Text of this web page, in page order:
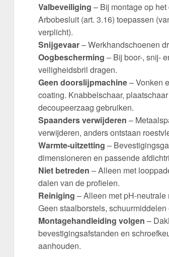
Valbeveiliging – Bij montage op
Arbobesluit (art. 3.16) toepassen
verplicht).
Snijgevaar– Werkhandschoenen
Oogbescherming – Bij boor-, snij-
veiligheidsbril dragen.
Geen doorslijpmachine– Vonken
coating. Knabbelschaar,
decoupeerzaag gebruiken.
Spaanders verwijderen –
verwijderen, anders ontstaan
Warmte-uitzetting –
dimensioneren en passende
Niet betreden – Alleen met
dalen van de profielen.
Reiniging – Alleen met pH-
Geen staalborstels,
Montagehandleiding volgen –
bevestigingsafstanden en
aanhouden.